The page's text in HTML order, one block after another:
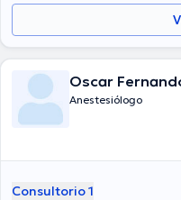
Oscar
Anestesiólogo
Consultorio 1